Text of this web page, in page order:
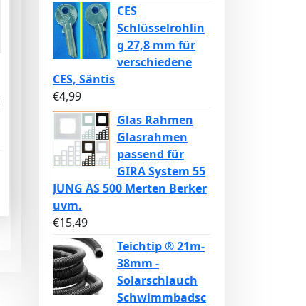
CES
Schlüsselrohlin
g 27,8 mm für
verschiedene
CES, Säntis
€4,99
Glas Rahmen
Glasrahmen
passend für
GIRA System 55
JUNG AS 500 Merten Berker
uvm.
€15,49
Teichtip ® 21m-
38mm -
Solarschlauch
Schwimmbadsc